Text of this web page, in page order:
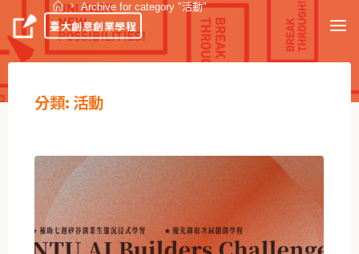
臺大創意創業學程
Archive for category "活動"
分類: 活動